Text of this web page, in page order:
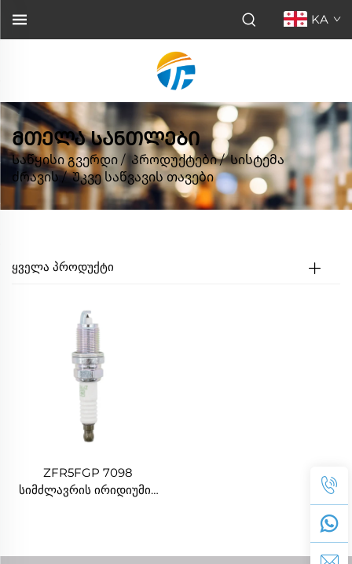
KA
ᲛᲗᲔᲚᲐ ᲡᲐᲜᲗᲚᲔᲑᲘ
Საწყისი გვერდი / Პროდუქტები/Სისტემა
ძრავის/Უკვე საწვავის თავები
ᲧᲕᲔᲚᲐ ᲞᲠᲝᲓᲣᲥᲢᲘ
ZFR5FGP 7098
სიმძლავრის ირიდიუმის
CHEROKEE JEEP 4.0-